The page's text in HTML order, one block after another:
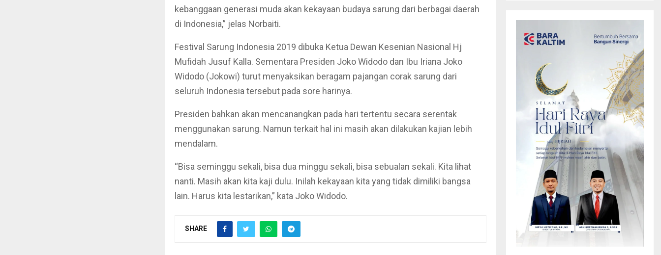
kebanggaan generasi muda akan kekayaan budaya sarung dari berbagai daerah
di Indonesia,” jelas Norbaiti.
Festival Sarung Indonesia 2019 dibuka Ketua Dewan Kesenian Nasional Hj
Mufidah Jusuf Kalla. Sementara Presiden Joko Widodo dan Ibu Iriana Joko
Widodo (Jokowi) turut menyaksikan beragam pajangan corak sarung dari
seluruh Indonesia tersebut pada sore harinya.
Presiden bahkan akan mencanangkan pada hari tertentu secara serentak
menggunakan sarung. Namun terkait hal ini masih akan dilakukan kajian lebih
mendalam.
“Bisa seminggu sekali, bisa dua minggu sekali, bisa sebualan sekali. Kita lihat
nanti. Masih akan kita kaji dulu. Inilah kekayaan kita yang tidak dimiliki bangsa
lain. Harus kita lestarikan,” kata Joko Widodo.
SHARE